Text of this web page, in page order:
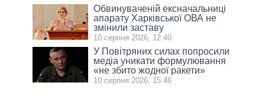
Обвинуваченій ексначальниці
апарату Харківської ОВА не
змінили заставу
10 серпня 2026, 12:40
У Повітряних силах попросили
медіа уникати формулювання
«не збито жодної ракети»
10 серпня 2026, 15:46